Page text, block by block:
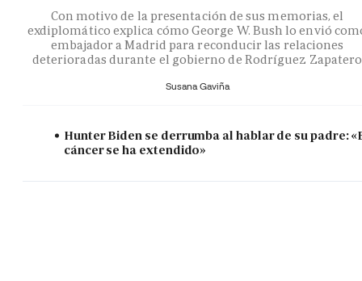
Con motivo de la presentación de sus memorias, el
exdiplomático explica cómo George W. Bush lo envió
embajador a Madrid para reconducir las relaciones
deterioradas durante el gobierno de Rodríguez Zapatero
Susana Gaviña
Hunter Biden se derrumba al hablar de su padre:
cáncer se ha extendido»